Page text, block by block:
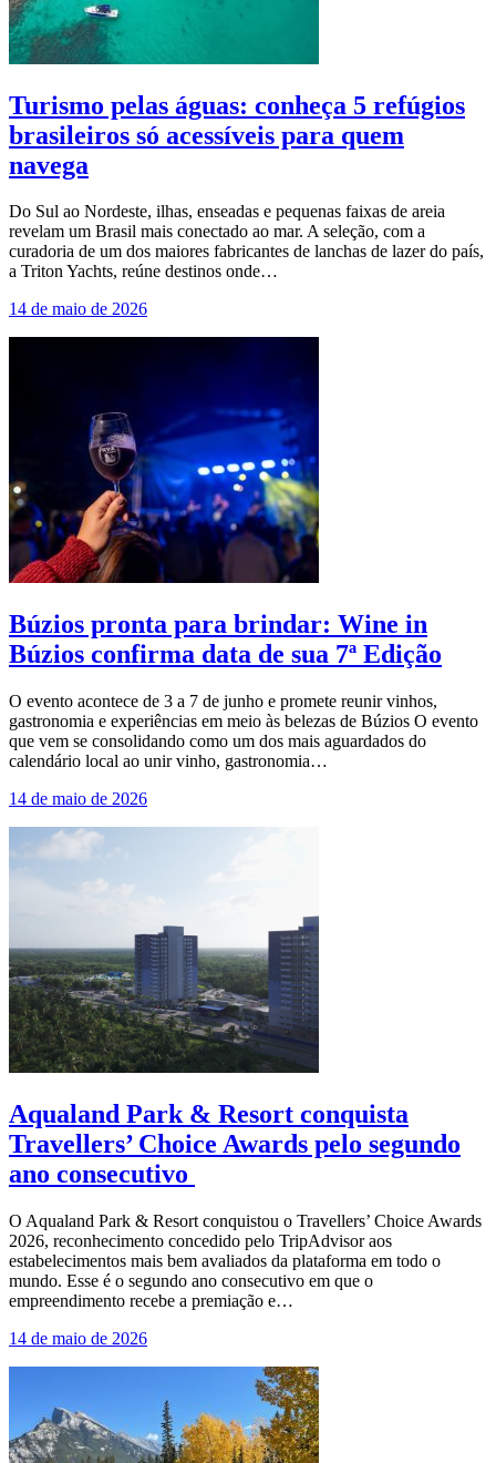
Turismo pelas águas: conheça 5 refúgios
brasileiros só acessíveis para quem
navega
Do Sul ao Nordeste, ilhas, enseadas e pequenas faixas de areia
revelam um Brasil mais conectado ao mar. A seleção, com a
curadoria de um dos maiores fabricantes de lanchas de lazer do país,
a Triton Yachts, reúne destinos onde…
14 de maio de 2026
Búzios pronta para brindar: Wine in
Búzios confirma data de sua 7ª Edição
O evento acontece de 3 a 7 de junho e promete reunir vinhos,
gastronomia e experiências em meio às belezas de Búzios O evento
que vem se consolidando como um dos mais aguardados do
calendário local ao unir vinho, gastronomia…
14 de maio de 2026
Aqualand Park & Resort conquista
Travellers’ Choice Awards pelo segundo
ano consecutivo
O Aqualand Park & Resort conquistou o Travellers’ Choice Awards
2026, reconhecimento concedido pelo TripAdvisor aos
estabelecimentos mais bem avaliados da plataforma em todo o
mundo. Esse é o segundo ano consecutivo em que o
empreendimento recebe a premiação e…
14 de maio de 2026